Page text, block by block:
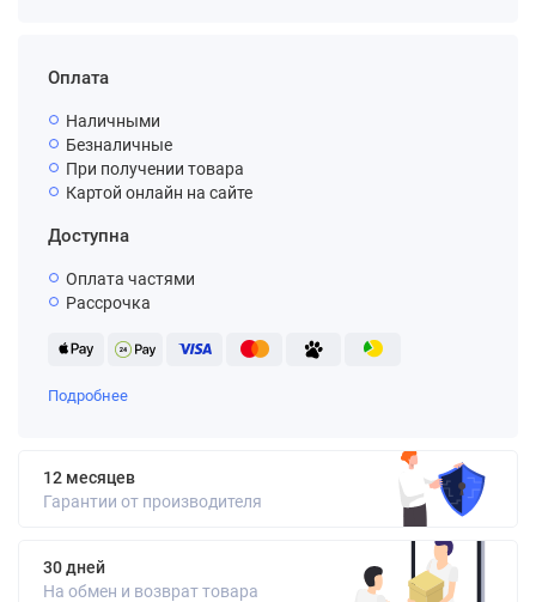
Оплата
Наличными
Безналичные
При получении товара
Картой онлайн на сайте
Доступна
Оплата частями
Рассрочка
Подробнее
12 месяцев
Гарантии от производителя
30 дней
На обмен и возврат товара